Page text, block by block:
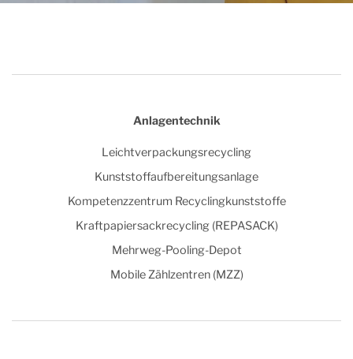
Anlagentechnik
Leichtverpackungsrecycling
Kunststoffaufbereitungsanlage
Kompetenzzentrum Recyclingkunststoffe
Kraftpapiersackrecycling (REPASACK)
Mehrweg-Pooling-Depot
Mobile Zählzentren (MZZ)